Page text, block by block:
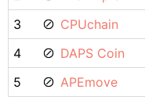
3
CPUchain
4
DAPS Coin
5
APEmove